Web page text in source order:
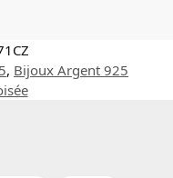
, Bijoux Argent 925